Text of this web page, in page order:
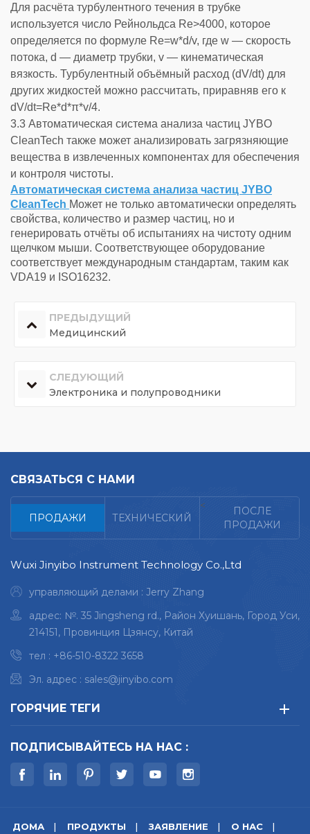
Для расчёта турбулентного течения в трубке
используется число Рейнольдса Re>4000, которое
определяется по формуле Re=w*d/v, где w — скорость
потока, d — диаметр трубки, v — кинематическая
вязкость. Турбулентный объёмный расход (dV/dt) для
других жидкостей можно рассчитать, приравняв его к
dV/dt=Re*d*π*v/4.
3.3 Автоматическая система анализа частиц JYBO
CleanTech также может анализировать загрязняющие
вещества в извлеченных компонентах для обеспечения
и контроля чистоты.
Автоматическая система анализа частиц JYBO
CleanTech Может не только автоматически определять
свойства, количество и размер частиц, но и
генерировать отчёты об испытаниях на чистоту одним
щелчком мыши. Соответствующее оборудование
соответствует международным стандартам, таким как
VDA19 и ISO16232.
ПРЕДЫДУЩИЙ
Медицинский
СЛЕДУЮЩИЙ
Электроника и полупроводники
СВЯЗАТЬСЯ С НАМИ
ПРОДАЖИ ТЕХНИЧЕСКИЙ
<
ПОСЛЕ
ПРОДАЖИ
Wuxi Jinyibo Instrument Technology Co.,Ltd
управляющий делами : Jerry Zhang
адрес: №. 35 Jingsheng rd., Район Хуишань, Город Уси,
214151, Провинция Цзянсу, Китай
тел : +86-510-8322 3658
Эл. адрес : sales@jinyibo.com
ГОРЯЧИЕ ТЕГИ
ПОДПИСЫВАЙТЕСЬ НА НАС :
ДОМА ПРОДУКТЫ ЗАЯВЛЕНИЕ О НАС